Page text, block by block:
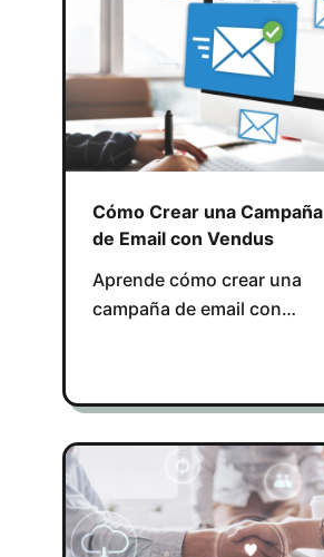
Cómo Crear una Campaña
de Email con Vendus
Aprende cómo crear una
campaña de email con